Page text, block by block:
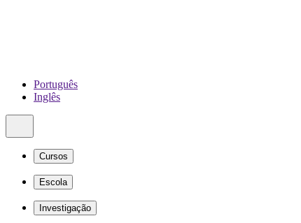
Português
Inglês
Cursos
Escola
Investigação